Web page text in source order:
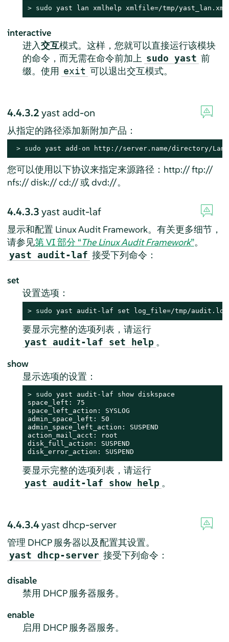
> sudo yast lan xmlhelp xmlfile=/tmp/yast_lan.xml
interactive
进入交互模式。这样，您就可以直接运行该模块
的命令，而无需在命令前加上 sudo yast 前
缀。使用 exit 可以退出交互模式。
4.4.3.2yast add-on
从指定的路径添加新附加产品：
> sudo yast add-on http://server.name/directory/Lang-
您可以使用以下协议来指定来源路径：http:// ftp://
nfs:// disk:// cd:// 或 dvd://。
4.4.3.3yast audit-laf
显示和配置 Linux Audit Framework。有关更多细节，
请参见第 VI 部分 “The Linux Audit Framework”。
yast audit-laf 接受下列命令：
set
设置选项：
> sudo yast audit-laf set log_file=/tmp/audit.log
要显示完整的选项列表，请运行
yast audit-laf set help 。
show
显示选项的设置：
> sudo yast audit-laf show diskspace
space_left: 75
space_left_action: SYSLOG
admin_space_left: 50
admin_space_left_action: SUSPEND
action_mail_acct: root
disk_full_action: SUSPEND
disk_error_action: SUSPEND
要显示完整的选项列表，请运行
yast audit-laf show help 。
4.4.3.4yast dhcp-server
管理 DHCP 服务器以及配置其设置。
yast dhcp-server 接受下列命令：
disable
禁用 DHCP 服务器服务。
enable
启用 DHCP 服务器服务。